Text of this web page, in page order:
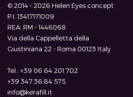
© 2014 - 2026 Helen Eyes concept
P.I. 13417171009
REA: RM - 1446068
Via della Cappelletta della
Giustiniana 22 - Roma 00123 Italy
Tel.: +39 06 64 201 702
+39 347 36 84 575
info@kerafill.it